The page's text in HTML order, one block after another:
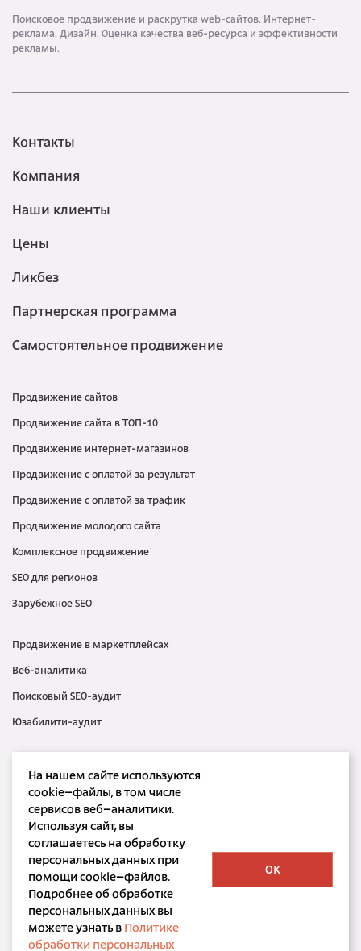
Поисковое продвижение и раскрутка web-сайтов. Интернет-
реклама. Дизайн. Оценка качества веб-ресурса и эффективности
рекламы.
Контакты
Компания
Наши клиенты
Цены
Ликбез
Партнерская программа
Самостоятельное продвижение
Продвижение сайтов
Продвижение сайта в ТОП-10
Продвижение интернет-магазинов
Продвижение с оплатой за результат
Продвижение с оплатой за трафик
Продвижение молодого сайта
Комплексное продвижение
SEO для регионов
Зарубежное SEO
Продвижение в маркетплейсах
Веб-аналитика
Поисковый SEO-аудит
Юзабилити-аудит
Медийная реклама
SMM
SERM
ООО «Корпорация РБС»
На нашем сайте используются
cookie–файлы, в том числе
сервисов веб–аналитики.
Используя сайт, вы
соглашаетесь на обработку
персональных данных при
помощи cookie–файлов.
Подробнее об обработке
персональных данных вы
можете узнать в Политике
обработки персональных
OK